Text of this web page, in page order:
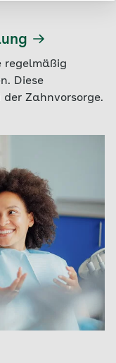
regelmäßig
Diese
der Zahnvorsorge.